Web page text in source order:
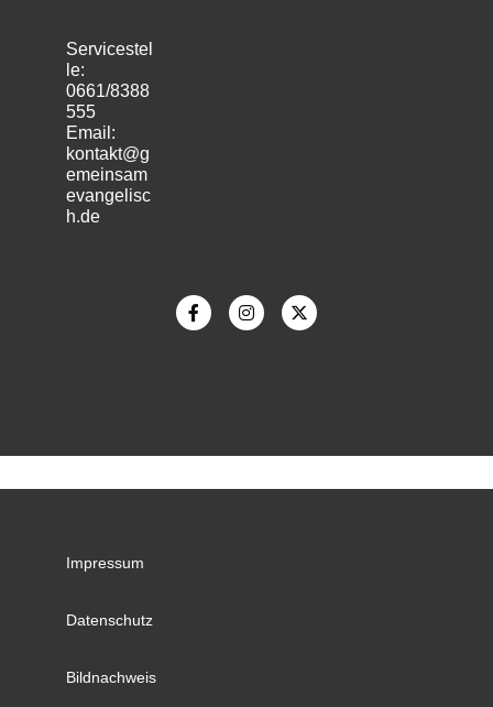
Servicestel
le:
0661/8388
555
Email:
kontakt@g
emeinsam
evangelisc
h.de
Impressum
Datenschutz
Bildnachweis